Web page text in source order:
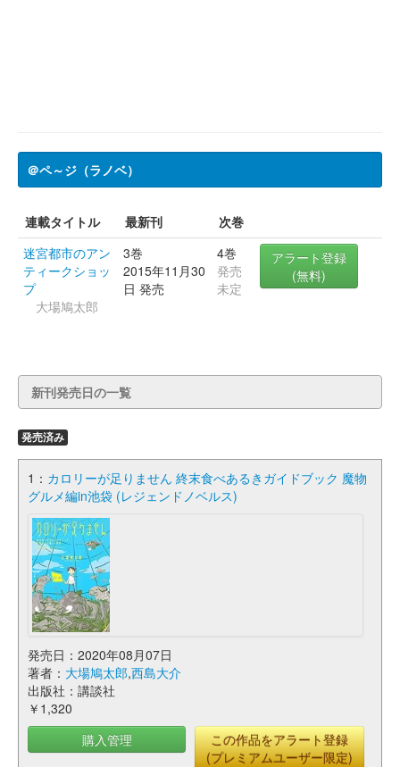
＠ペ～ジ（ラノベ）
連載タイトル 最新刊
次巻
迷宮都市のアン
ティークショッ
プ
大場鳩太郎
3巻
2015年11月30
日 発売
4巻
発売
未定
アラート登録
(無料)
新刊発売日の一覧
発売済み
1： カロリーが足りません 終末食べあるきガイドブック 魔物
グルメ編in池袋 (レジェンドノベルス)
発売日：2020年08月07日
著者： 大場鳩太郎,西島大介
出版社：講談社
￥1,320
購入管理
この作品をアラート登録
(プレミアムユーザー限定)